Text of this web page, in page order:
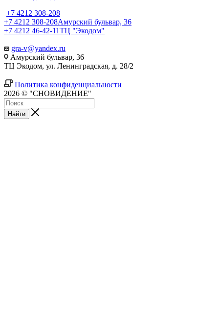
+7 4212 308-208
+7 4212 308-208Амурский бульвар, 36
+7 4212 46-42-11ТЦ "Экодом"
gra-v@yandex.ru
Амурский бульвар, 36
ТЦ Экодом, ул. Ленинградская, д. 28/2
Политика конфиденциальности
2026 © "СНОВИДЕНИЕ"
Найти